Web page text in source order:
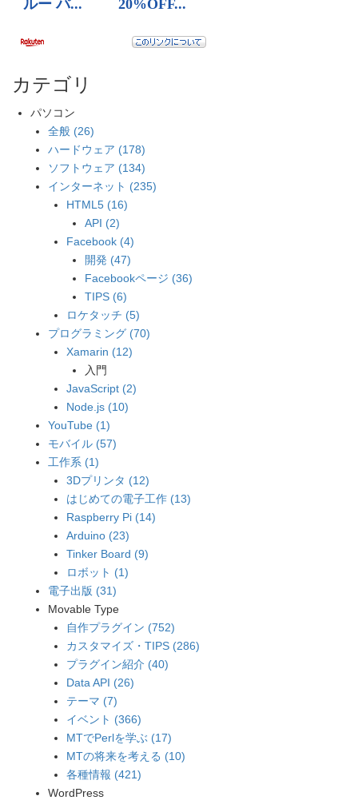
カテゴリ
パソコン
全般 (26)
ハードウェア (178)
ソフトウェア (134)
インターネット (235)
HTML5 (16)
API (2)
Facebook (4)
開発 (47)
Facebookページ (36)
TIPS (6)
ロケタッチ (5)
プログラミング (70)
Xamarin (12)
入門
JavaScript (2)
Node.js (10)
YouTube (1)
モバイル (57)
工作系 (1)
3Dプリンタ (12)
はじめての電子工作 (13)
Raspberry Pi (14)
Arduino (23)
Tinker Board (9)
ロボット (1)
電子出版 (31)
Movable Type
自作プラグイン (752)
カスタマイズ・TIPS (286)
プラグイン紹介 (40)
Data API (26)
テーマ (7)
イベント (366)
MTでPerlを学ぶ (17)
MTの将来を考える (10)
各種情報 (421)
WordPress